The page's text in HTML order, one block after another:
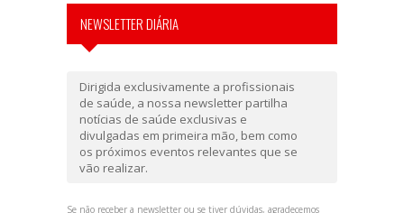
NEWSLETTER DIÁRIA
Dirigida exclusivamente a profissionais
de saúde, a nossa newsletter partilha
notícias de saúde exclusivas e
divulgadas em primeira mão, bem como
os próximos eventos relevantes que se
vão realizar.
Se não receber a newsletter ou se tiver dúvidas, agradecemos